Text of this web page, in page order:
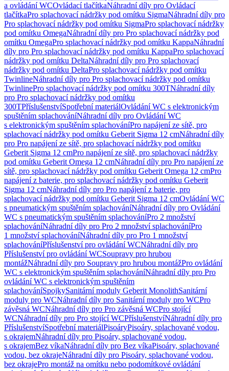
a ovládání WCOvládací tlačítkaNáhradní díly pro Ovládací
tlačítkaPro splachovací nádržky pod omítku SigmaNáhradní díly pro
Pro splachovací nádržky pod omítku SigmaPro splachovací nádržky
pod omítku OmegaNáhradní díly pro Pro splachovací nádržky pod
omítku OmegaPro splachovací nádržky pod omítku KappaNáhradní
díly pro Pro splachovací nádržky pod omítku KappaPro splachovací
nádržky pod omítku DeltaNáhradní díly pro Pro splachovací
nádržky pod omítku DeltaPro splachovací nádržky pod omítku
TwinlineNáhradní díly pro Pro splachovací nádržky pod omítku
TwinlinePro splachovací nádržky pod omítku 300TNáhradní díly
pro Pro splachovací nádržky pod omítku
300TPříslušenstvíSpotřební materiálOvládání WC s elektronickým
spuštěním splachováníNáhradní díly pro Ovládání WC
s elektronickým spuštěním splachováníPro napájení ze sítě, pro
splachovací nádržky pod omítku Geberit Sigma 12 cmNáhradní díly
pro Pro napájení ze sítě, pro splachovací nádržky pod omítku
Geberit Sigma 12 cmPro napájení ze sítě, pro splachovací nádržky
pod omítku Geberit Omega 12 cmNáhradní díly pro Pro napájení ze
sítě, pro splachovací nádržky pod omítku Geberit Omega 12 cmPro
napájení z baterie, pro splachovací nádržky pod omítku Geberit
Sigma 12 cmNáhradní díly pro Pro napájení z baterie, pro
splachovací nádržky pod omítku Geberit Sigma 12 cmOvládání WC
s pneumatickým spuštěním splachováníNáhradní díly pro Ovládání
WC s pneumatickým spuštěním splachováníPro 2 množství
splachováníNáhradní díly pro Pro 2 množství splachováníPro
1 množství splachováníNáhradní díly pro Pro 1 množství
splachováníPříslušenství pro ovládání WCNáhradní díly pro
Příslušenství pro ovládání WCSoupravy pro hrubou
montážNáhradní díly pro Soupravy pro hrubou montážPro ovládání
WC s elektronickým spuštěním splachováníNáhradní díly pro Pro
ovládání WC s elektronickým spuštěním
splachováníSpojkySanitární moduly Geberit MonolithSanitární
moduly pro WCNáhradní díly pro Sanitární moduly pro WCPro
závěsná WCNáhradní díly pro Pro závěsná WCPro stojící
WCNáhradní díly pro Pro stojící WCPříslušenstvíNáhradní díly pro
PříslušenstvíSpotřební materiálPisoáryPisoáry, splachované vodou,
s okrajemNáhradní díly pro Pisoáry, splachované vodou,
s okrajemBez víkaNáhradní díly pro Bez víkaPisoáry, splachované
vodou, bez okrajeNáhradní díly pro Pisoáry, splachované vodou,
bez okrajePro montáž na omítku nebo podomítkové ovládání